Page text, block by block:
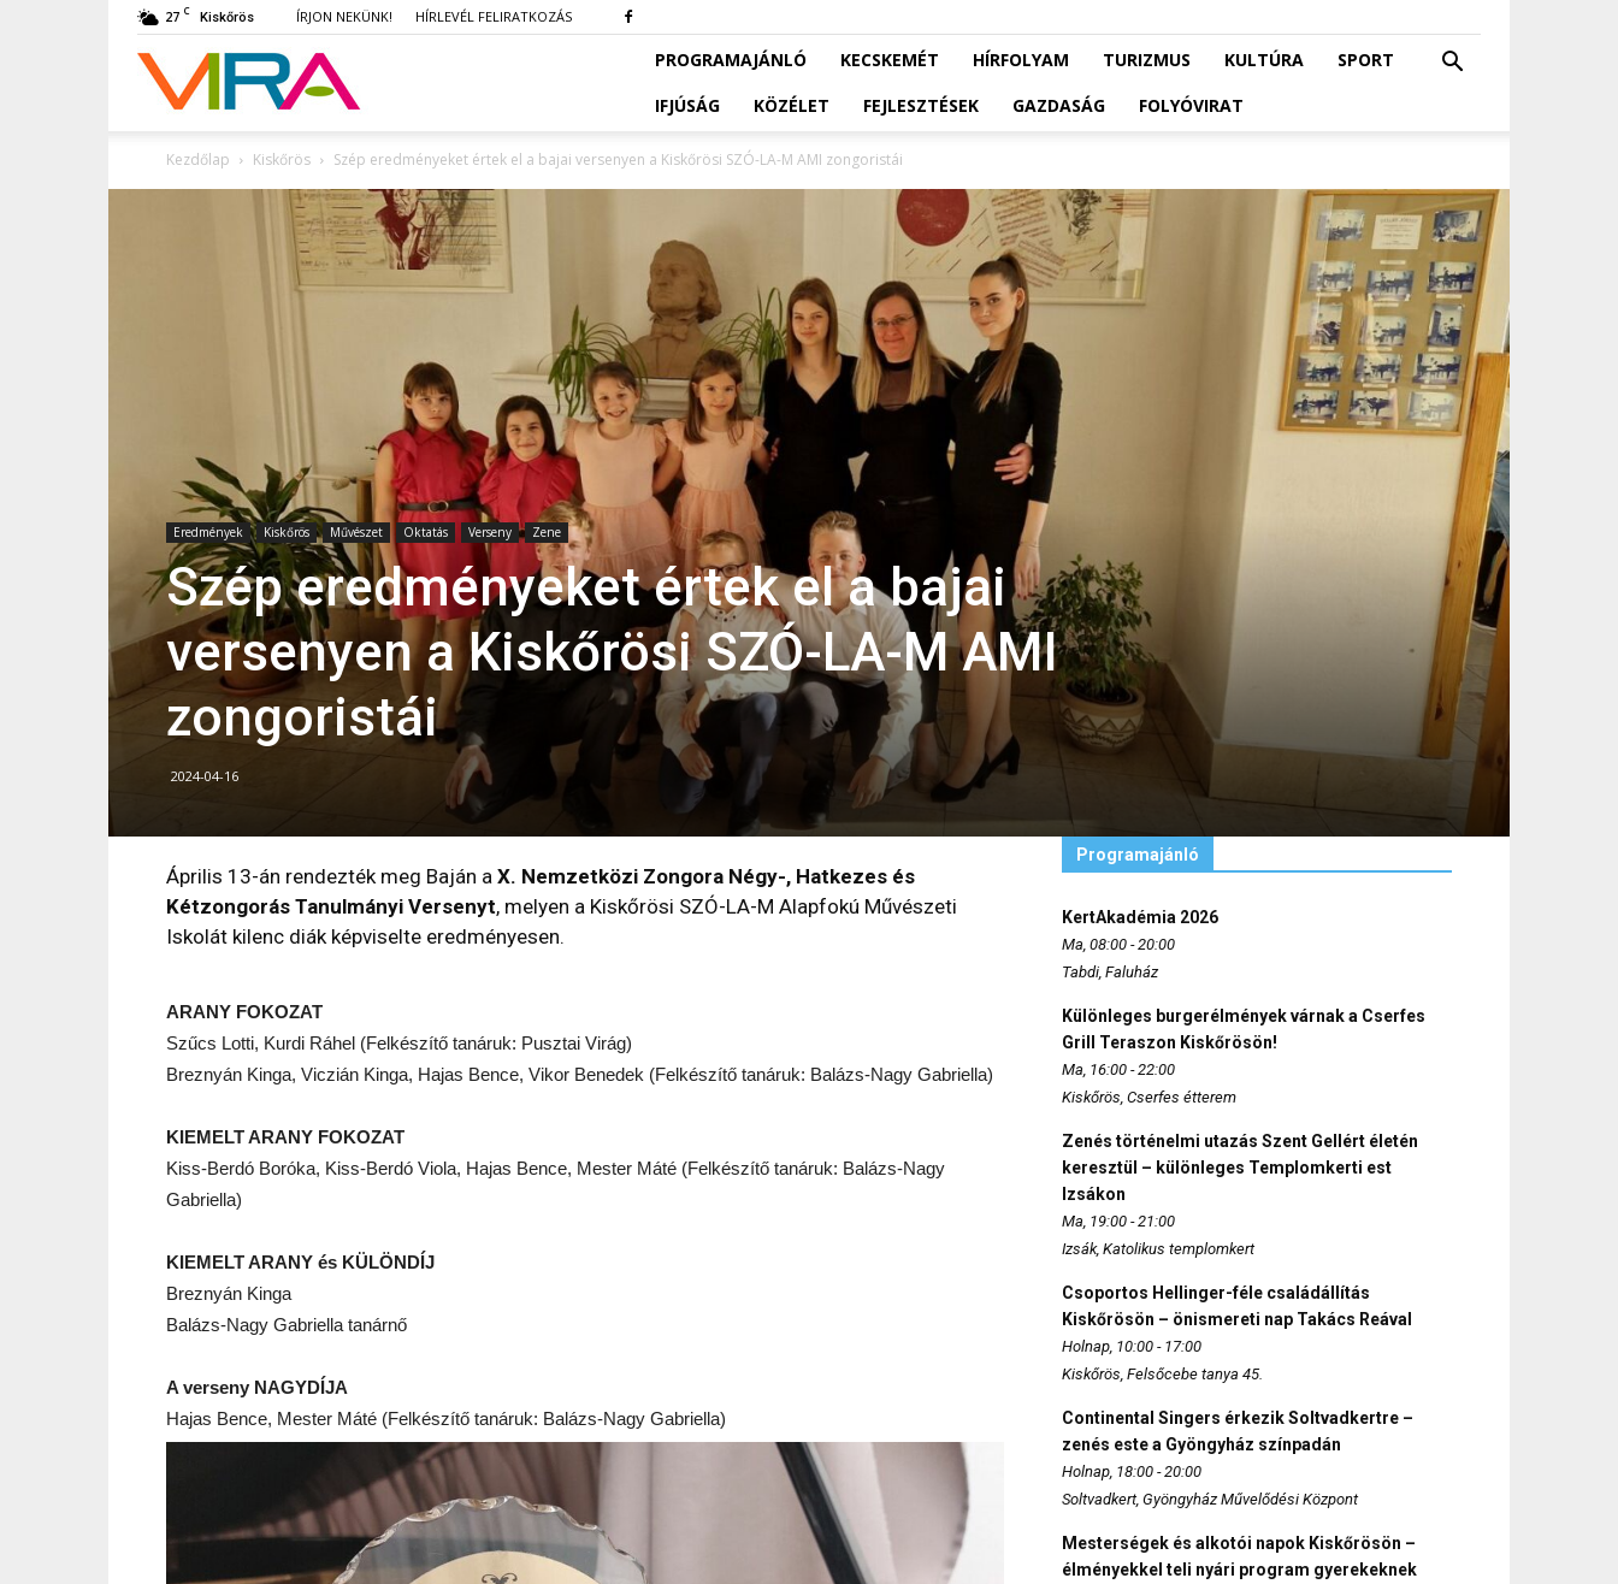
27 C Kiskőrös ÍRJON NEKÜNK! HÍRLEVÉL FELIRATKOZÁS
VIRA PROGRAMAJÁNLÓ KECSKEMÉT HÍRFOLYAM TURIZMUS KULTÚRA
SPORT
IFJÚSÁG
KÖZÉLET FEJLESZTÉSEK GAZDASÁG FOLYÓVIRAT
Kezdőlap Kiskőrös Szép eredményeket értek el a bajai versenyen a Kiskőrösi SZÓ-LA-M AMI zongoristái
Eredmények Kiskőrös Művészet Oktatás Verseny Zene
Szép eredményeket értek el a bajai
versenyen a Kiskőrösi SZÓ-LA-M AMI
zongoristái
2024-04-16
Április 13-án rendezték meg Baján a X. Nemzetközi Zongora Négy-, Hatkezes és
Kétzongorás Tanulmányi Versenyt, melyen a Kiskőrösi SZÓ-LA-M Alapfokú Művészeti
Iskolát kilenc diák képviselte eredményesen.
ARANY FOKOZAT
Szűcs Lotti, Kurdi Ráhel (Felkészítő tanáruk: Pusztai Virág)
Breznyán Kinga, Viczián Kinga, Hajas Bence, Vikor Benedek (Felkészítő tanáruk: Balázs-Nagy Gabriella)
KIEMELT ARANY FOKOZAT
Kiss-Berdó Boróka, Kiss-Berdó Viola, Hajas Bence, Mester Máté (Felkészítő tanáruk: Balázs-Nagy
Gabriella)
KIEMELT ARANY és KÜLÖNDÍJ
Breznyán Kinga
Balázs-Nagy Gabriella tanárnő
A verseny NAGYDÍJA
Hajas Bence, Mester Máté (Felkészítő tanáruk: Balázs-Nagy Gabriella)
Programajánló
KertAkadémia 2026
Ma, 08:00 - 20:00
Tabdi, Faluház
Különleges burgerélmények várnak a Cserfes
Grill Teraszon Kiskőrösön!
Ma, 16:00 - 22:00
Kiskőrös, Cserfes étterem
Zenés történelmi utazás Szent Gellért életén
keresztül – különleges Templomkerti est
Izsákon
Ma, 19:00 - 21:00
Izsák, Katolikus templomkert
Csoportos Hellinger-féle családállítás
Kiskőrösön – önismereti nap Takács Reával
Holnap, 10:00 - 17:00
Kiskőrös, Felsőcebe tanya 45.
Continental Singers érkezik Soltvadkertre –
zenés este a Gyöngyház színpadán
Holnap, 18:00 - 20:00
Soltvadkert, Gyöngyház Művelődési Központ
Mesterségek és alkotói napok Kiskőrösön –
élményekkel teli nyári program gyerekeknek